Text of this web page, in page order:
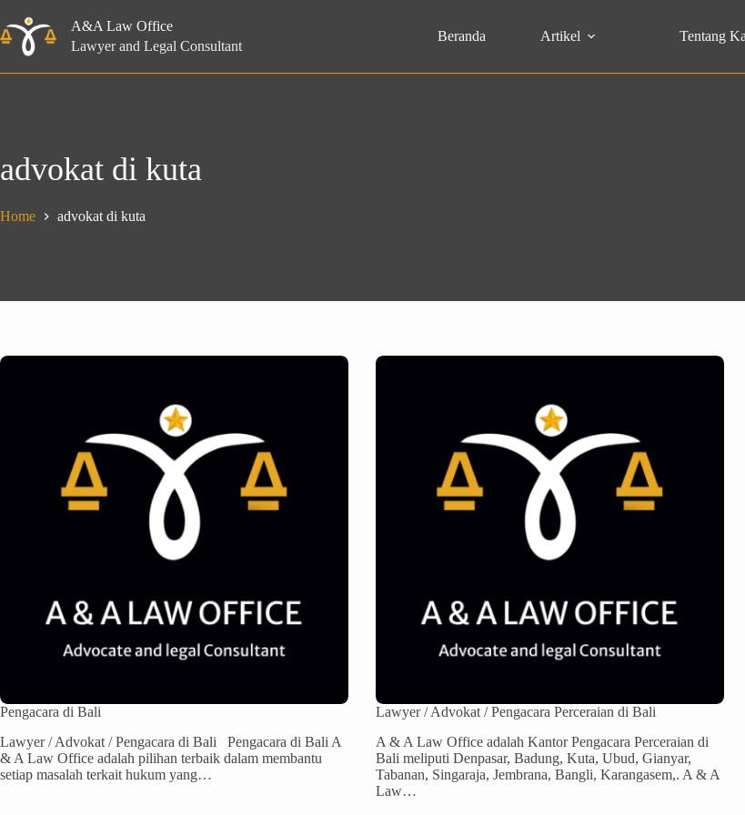
to
content
A&A Law Office
Lawyer and Legal Consultant
Beranda Artikel Tentang
advokat di kuta
Home advokat di kuta
Pengacara di Bali
Lawyer / Advokat / Pengacara di Bali Pengacara di Bali A
& A Law Office adalah pilihan terbaik dalam membantu
setiap masalah terkait hukum yang…
Lawyer / Advokat / Pengacara Perceraian di Bali
A & A Law Office adalah Kantor Pengacara Perceraian di
Bali meliputi Denpasar, Badung, Kuta, Ubud, Gianyar,
Tabanan, Singaraja, Jembrana, Bangli, Karangasem,. A & A
Law…